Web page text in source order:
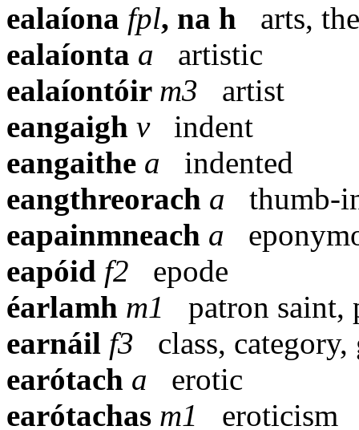
ealaíona fpl, na h
arts, the
ealaíonta a
artistic
ealaíontóir m3
artist
eangaigh v
indent
eangaithe a
indented
eangthreorach a
thumb-
eapainmneach a
eapóid f2
epode
éarlamh m1
patron saint,
earnáil f3
class, category,
earótach a
erotic
earótachas m1
eroticism